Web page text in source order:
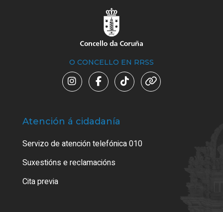
O CONCELLO EN RRSS
Atención á cidadanía
Servizo de atención telefónica 010
Suxestións e reclamacións
Cita previa